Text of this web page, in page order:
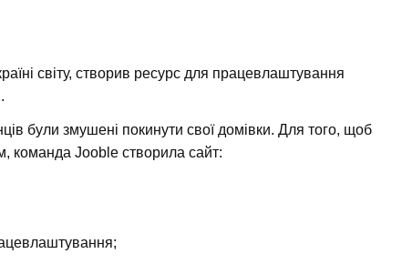
світу, створив ресурс для працевлаштування
були змушені покинути свої домівки. Для того, щоб
команда Jooble створила сайт: